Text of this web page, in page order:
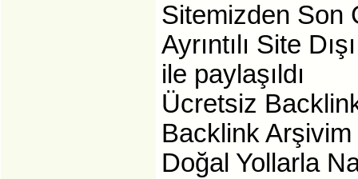
Sitemizden Son
Ayrıntılı Site
ile paylaşıldı
Ücretsiz
Backlink
Doğal Yollarla